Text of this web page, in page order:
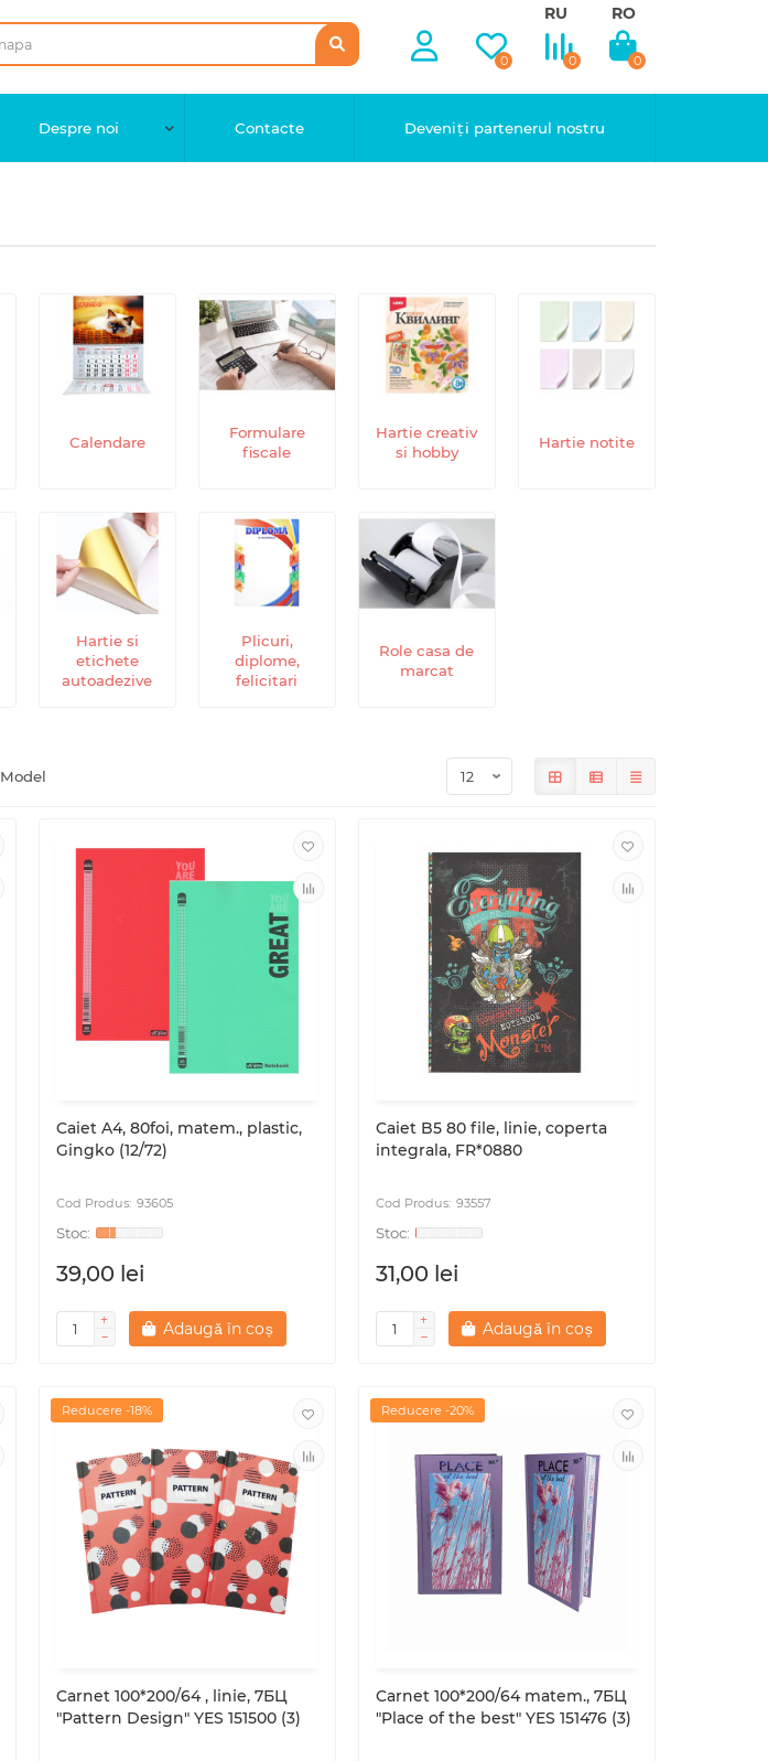
0
RU
0
RO
0
Despre noi Contacte Deveniți partenerul nostru
Calendare
Formulare
fiscale
Hartie creativ
si hobby
Hartie notite
Hartie si
etichete
autoadezive
Plicuri,
diplome,
felicitari
Role casa de
marcat
Model
Caiet A4, 80foi, matem., plastic,
Gingko (12/72)
93605
39,00 lei
Adaugă în coș
Caiet B5 80 file, linie, coperta
integrala, FR*0880
93557
31,00 lei
Adaugă în coș
Reducere -18%
Carnet 100*200/64 , linie, 7БЦ
"Pattern Design" YES 151500 (3)
Reducere -20%
Carnet 100*200/64 matem., 7БЦ
"Place of the best" YES 151476 (3)